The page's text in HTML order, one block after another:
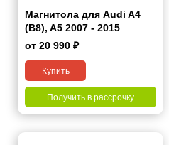
Магнитола для Audi A4
(B8), A5 2007 - 2015
от 20 990 ₽
Купить
Получить в рассрочку